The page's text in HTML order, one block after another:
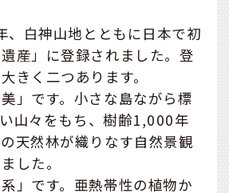
、白神山地とともに日本で初
産」に登録されました。登
きく二つあります。
」です。小さな島ながら標
山々をもち、樹齢1,000年
天然林が織りなす自然景観
した。
」です。亜熱帯性の植物か